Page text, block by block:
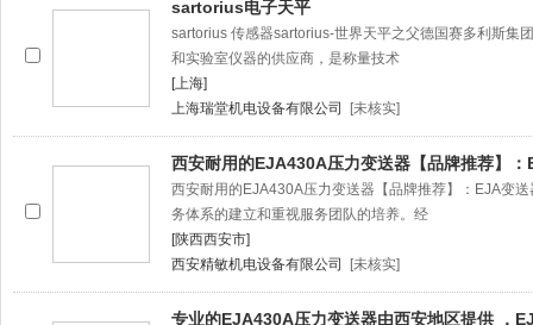
sartorius电子天平
sartorius 传感器sartorius-世界天平之父德国赛多利斯集
和实验室仪器的供应商，是称量技术
[上海]
上海瑞堂机电设备有限公司
[未核实]
西安耐用的EJA430A压力变送器【品牌推荐】：
西安耐用的EJA430A压力变送器【品牌推荐】：EJA变
务体系的建立和重视服务团队的培养。经
[陕西西安市]
西安精敏机电设备有限公司
[未核实]
专业的EJA430A压力变送器由西安地区提供 ，